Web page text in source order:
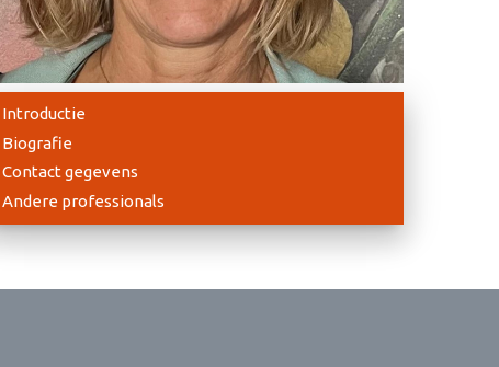
Introductie
Biografie
Contact gegevens
Andere professionals